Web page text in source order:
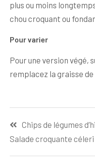
plus ou moins
chou croquant ou
Pour varier
Pour une version végé,
remplacez la graisse de
Chips de légumes
Salade croquante